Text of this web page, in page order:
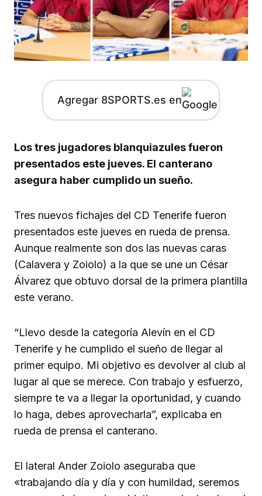
Agregar 8SPORTS.es en
Los tres jugadores blanquiazules fueron
presentados este jueves. El canterano
asegura haber cumplido un sueño.
Tres nuevos fichajes del CD Tenerife fueron
presentados este jueves en rueda de prensa.
Aunque realmente son dos las nuevas caras
(Calavera y Zoiolo) a la que se une un César
Álvarez que obtuvo dorsal de la primera plantilla
este verano.
“Llevo desde la categoría Alevín en el CD
Tenerife y he cumplido el sueño de llegar al
primer equipo. Mi objetivo es devolver al club al
lugar al que se merece. Con trabajo y esfuerzo,
siempre te va a llegar la oportunidad, y cuando
lo haga, debes aprovecharla”, explicaba en
rueda de prensa el canterano.
El lateral Ander Zoiolo aseguraba que
«trabajando día y día y con humildad, seremos